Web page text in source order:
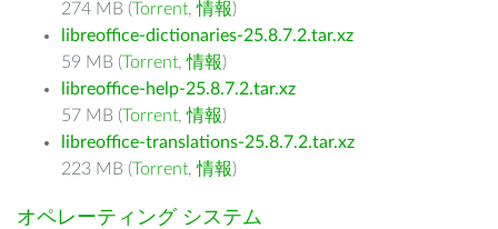
274 MB (Torrent,情報)
libreoffice-dictionaries-25.8.7.2.tar.xz
59 MB (Torrent,情報)
libreoffice-help-25.8.7.2.tar.xz
57 MB (Torrent,情報)
libreoffice-translations-25.8.7.2.tar.xz
223 MB (Torrent,情報)
オペレーティング システム